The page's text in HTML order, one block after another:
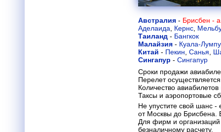
Австралия - Брисбен -
Аделаида, Кернс,
Таиланд - Бангкок
Малайзия - Куала-
Китай - Пекин, Санья,
Сингапур - Сингапур
Сроки продажи
Перелет
Количество
Таксы и аэропортовые
Не упустите свой шанс -
от Москвы до Брисбена.
Для фирм и организаций
безналичному расчету.